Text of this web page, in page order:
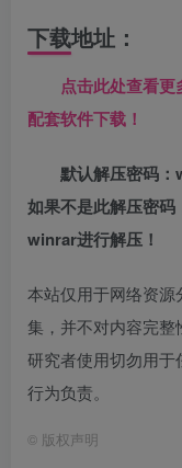
下载地址：
点击此处查看更
配套软件下载！
默认解压密码
如果不是此解压密
winrar进行解压！
本站仅用于网络资
集，并不对内容完
研究者使用切勿用
行为负责。
© 版权声明